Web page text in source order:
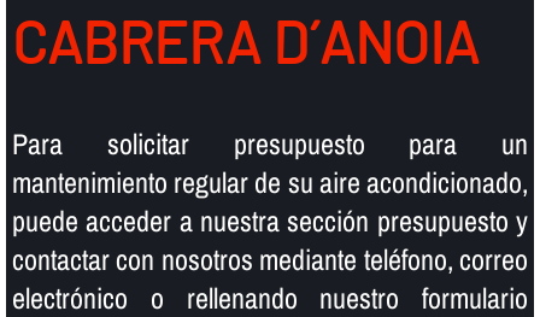
CABRERA D´ANOIA
Para solicitar presupuesto para un
mantenimiento regular de su aire acondicionado,
puede acceder a nuestra sección presupuesto y
contactar con nosotros mediante teléfono, correo
electrónico o rellenando nuestro formulario